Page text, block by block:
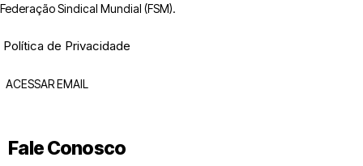
Federação Sindical Mundial (FSM).
Política de Privacidade
ACESSAR EMAIL
Fale Conosco